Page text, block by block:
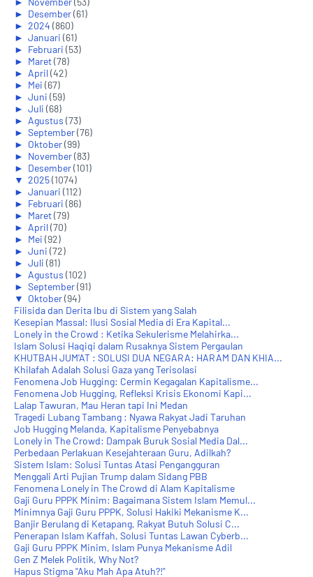
► Desember(61)
► 2024 (860)
► Januari (61)
► Februari (53)
► Maret(78)
► April(42)
► Mei (67)
► Juni (59)
► Juli (68)
► Agustus (73)
► September(76)
► Oktober(99)
► November(83)
► Desember(101)
▼ 2025(1074)
► Januari (112)
► Februari (86)
► Maret(79)
► April(70)
► Mei (92)
► Juni (72)
► Juli (81)
► Agustus (102)
► September(91)
▼ Oktober(94)
Filisida dan Derita Ibu di Sistem yang Salah
Kesepian Massal: Ilusi Sosial Media di Era Kapital...
Lonely in the Crowd : Ketika Sekulerisme Melahirka...
Islam Solusi Haqiqi dalam Rusaknya Sistem Pergaulan
KHUTBAH JUM'AT : SOLUSI DUA NEGARA: HARAM DAN KHIA...
Khilafah Adalah Solusi Gaza yang Terisolasi
Fenomena Job Hugging: Cermin Kegagalan Kapitalisme...
Fenomena Job Hugging, Refleksi Krisis Ekonomi Kapi...
Lalap Tawuran, Mau Heran tapi Ini Medan
Tragedi Lubang Tambang : Nyawa Rakyat Jadi Taruhan
Job Hugging Melanda, Kapitalisme Penyebabnya
Lonely in The Crowd: Dampak Buruk Sosial Media Dal...
Perbedaan Perlakuan Kesejahteraan Guru, Adilkah?
Sistem Islam: Solusi Tuntas Atasi Pengangguran
Menggali Arti Pujian Trump dalam Sidang PBB
Fenomena Lonely in The Crowd di Alam Kapitalisme
Gaji Guru PPPK Minim: Bagaimana Sistem Islam Memul...
Minimnya Gaji Guru PPPK, Solusi Hakiki Mekanisme K...
Banjir Berulang di Ketapang, Rakyat Butuh Solusi C...
Penerapan Islam Kaffah, Solusi Tuntas Lawan Cyberb...
Gaji Guru PPPK Minim, Islam Punya Mekanisme Adil
Gen Z Melek Politik, Why Not?
Hapus Stigma "Aku Mah Apa Atuh?!"